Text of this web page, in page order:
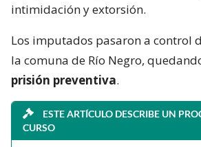
intimidación y extorsión.
Los imputados pasaron a control
la comuna de Río Negro,
prisión preventiva.
ESTE ARTÍCULO DESCRIBE UN
CURSO